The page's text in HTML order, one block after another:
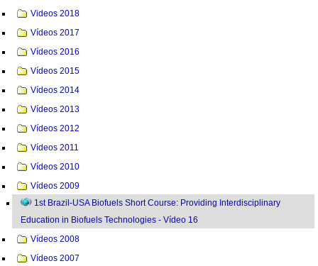
Videos 2018
Vídeos 2017
Vídeos 2016
Vídeos 2015
Vídeos 2014
Vídeos 2013
Vídeos 2012
Vídeos 2011
Vídeos 2010
Vídeos 2009
1st Brazil-USA Biofuels Short Course: Providing Interdisciplinary
Education in Biofuels Technologies - Vídeo 16
Vídeos 2008
Vídeos 2007